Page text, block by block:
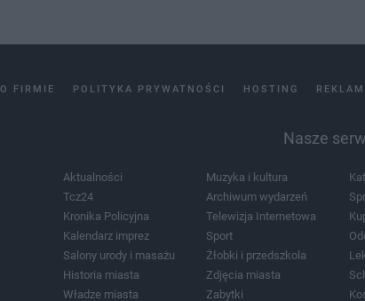
O FIRMIE POLITYKA PRYWATNOŚCI HOSTING
Nasze
Aktualności
Tcz24
Kronika Policyjna
Kalendarz imprez
Salony urody i masażu
Historia miasta
Władze miasta
Muzyka i kultura
Archiwum wydarzeń
Telewizja Internetowa
Sport
Żłobki i przedszkola
Zdjęcia miasta
Zabytki